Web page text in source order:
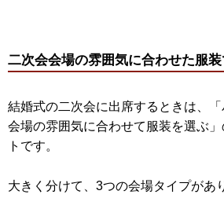
二次会会場の雰囲気に合わせた服
結婚式の二次会に出席するときは、
会場の雰囲気に合わせて服装を選ぶ
トです。
大きく分けて、3つの会場タイプがあ